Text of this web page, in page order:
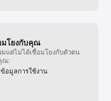
and more. Moreover, track,
with in-depth user
Retailers
detects up to 95 shades
มโยงกับคุณ
แต่ไม่ได้เชื่อมโยงกับตัวตน
ณ:
ข้อมูลการใช้งาน